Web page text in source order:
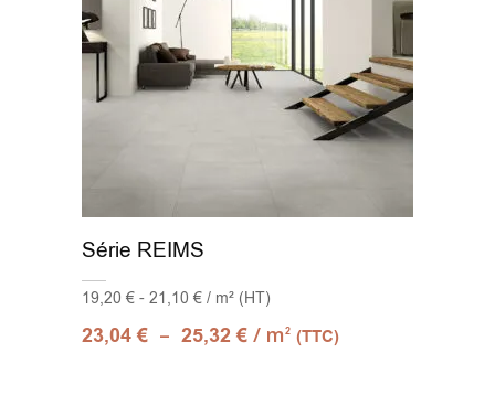
Série REIMS
19,20 € - 21,10 € / m² (HT)
23,04€ – 25,32€ / m2 (TTC)